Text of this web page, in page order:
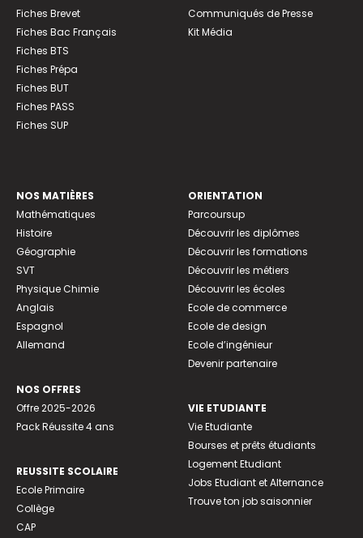
Fiches Brevet
Fiches Bac Français
Fiches BTS
Fiches Prépa
Fiches BUT
Fiches PASS
Fiches SUP
Communiqués de Presse
Kit Média
NOS MATIÈRES
Mathématiques
Histoire
Géographie
SVT
Physique Chimie
Anglais
Espagnol
Allemand
NOS OFFRES
Offre 2025-2026
Pack Réussite 4 ans
REUSSITE SCOLAIRE
Ecole Primaire
Collège
CAP
ORIENTATION
Parcoursup
Découvrir les diplômes
Découvrir les formations
Découvrir les métiers
Découvrir les écoles
Ecole de commerce
Ecole de design
Ecole d’ingénieur
Devenir partenaire
VIE ETUDIANTE
Vie Etudiante
Bourses et prêts étudiants
Logement Etudiant
Jobs Etudiant et Alternance
Trouve ton job saisonnier